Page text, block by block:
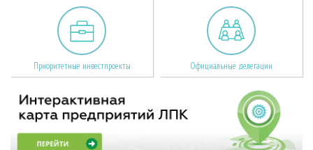
Приоритетные инвестпроекты Официальные делегации